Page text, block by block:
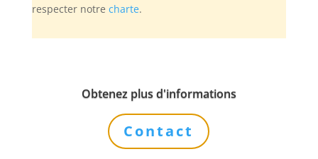
respecter notre charte.
Obtenez plus d'informations
Contact